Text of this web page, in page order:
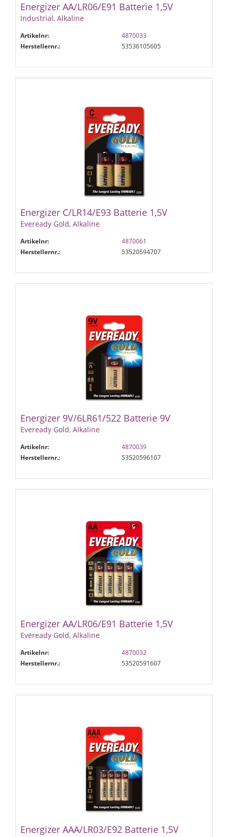
Energizer AA/LR06/E91 Batterie 1,5V
Industrial, Alkaline
Artikelnr:
4870033
Herstellernr.:
53536105605
Energizer C/LR14/E93 Batterie 1,5V
Eveready Gold, Alkaline
Artikelnr:
4870061
Herstellernr.:
53520594707
Energizer 9V/6LR61/522 Batterie 9V
Eveready Gold, Alkaline
Artikelnr:
4870039
Herstellernr.:
53520596107
Energizer AA/LR06/E91 Batterie 1,5V
Eveready Gold, Alkaline
Artikelnr:
4870032
Herstellernr.:
53520591607
Energizer AAA/LR03/E92 Batterie 1,5V